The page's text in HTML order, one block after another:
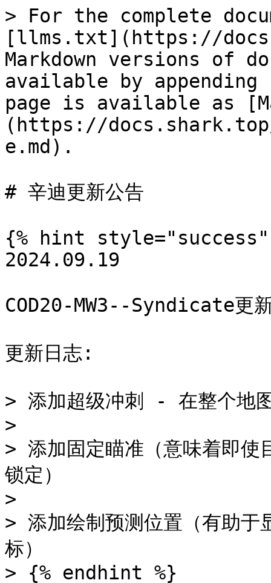
> For the complete
[llms.txt](https://
Markdown versions of
available by
page is available as
(https://
e.md).
# 辛迪更新公告
{% hint style="success"
2024.09.19
COD20-MW3--Syndicate更
更新日志:
> 添加超级冲刺 - 在整个地
>
> 添加固定瞄准（意味着即使
锁定）
>
> 添加绘制预测位置（有助于
标）
> {% endhint %}